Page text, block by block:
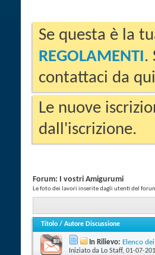
Se questa è la
REGOLAMENTI.
contattaci da
Le nuove
dall'iscrizione.
Forum: I vostri Amigurumi
Le foto dei lavori inserite dagli utenti del
Titolo / Autore Discussione
In Rilievo: Elenco
Iniziato da Lo Staff‎, 01-07-